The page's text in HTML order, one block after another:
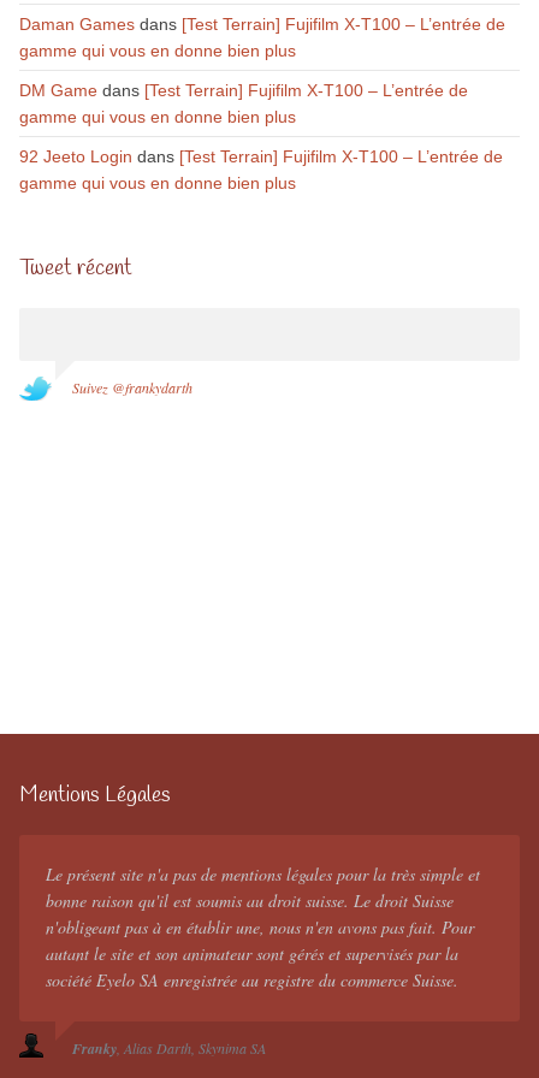
Daman Gamesdans [Test Terrain] Fujifilm X-T100 – L’entrée de
gamme qui vous en donne bien plus
DM Gamedans [Test Terrain] Fujifilm X-T100 – L’entrée de
gamme qui vous en donne bien plus
92 Jeeto Login dans [Test Terrain] Fujifilm X-T100 – L’entrée de
gamme qui vous en donne bien plus
Tweet récent
Suivez @frankydarth
Mentions Légales
Le présent site n'a pas de mentions légales pour la très simple et
bonne raison qu'il est soumis au droit suisse. Le droit Suisse
n'obligeant pas à en établir une, nous n'en avons pas fait. Pour
autant le site et son animateur sont gérés et supervisés par la
société Eyelo SA enregistrée au registre du commerce Suisse.
Franky Alias Darth Skynima SA